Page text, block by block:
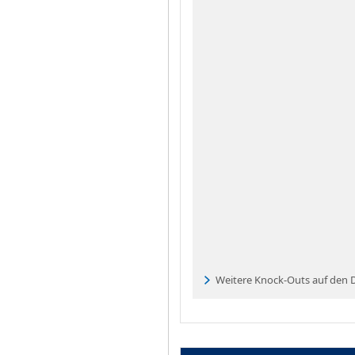
Weitere Knock-Outs auf den